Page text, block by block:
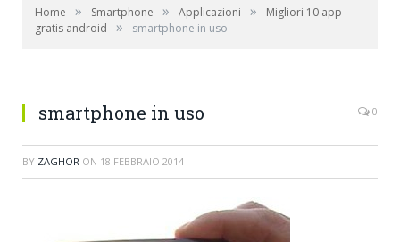
Home » Smartphone » Applicazioni »
Migliori 10 app
gratis android
» smartphone in uso
smartphone in uso 0
BY ZAGHOR ON 18 FEBBRAIO 2014